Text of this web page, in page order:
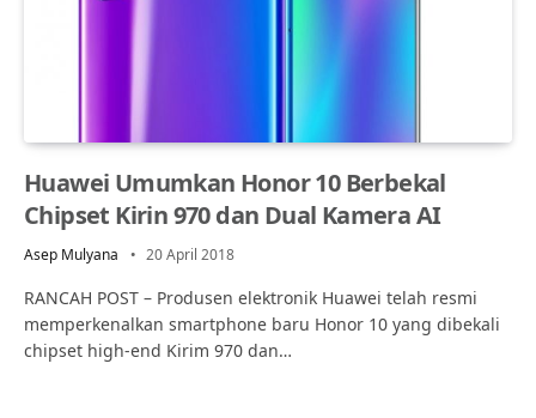
Huawei Umumkan Honor 10 Berbekal
Chipset Kirin 970 dan Dual Kamera AI
Asep Mulyana 20 April 2018
RANCAH POST – Produsen elektronik Huawei telah resmi
memperkenalkan smartphone baru Honor 10 yang dibekali
chipset high-end Kirim 970 dan…